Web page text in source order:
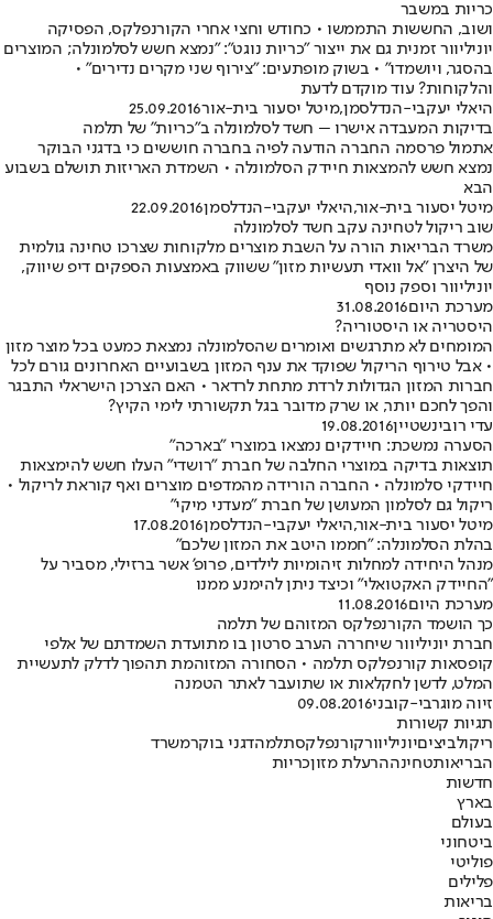
כריות במשבר
ושוב, החששות התממשו • כחודש וחצי אחרי הקורנפלקס, הפסיקה
יוניליוור זמנית גם את ייצור "כריות נוגט": "נמצא חשש לסלמונלה; המוצרים
בהסגר, ויושמדו" • בשוק מופתעים: "צירוף שני מקרים נדירים" •
והלקוחות? עוד מוקדם לדעת
היאלי יעקבי-הנדלסמן,מיטל יסעור בית-אור25.09.2016
בדיקות המעבדה אישרו – חשד לסלמונלה ב"כריות" של תלמה
אתמול פרסמה החברה הודעה לפיה בחברה חוששים כי בדגני הבוקר
נמצא חשש להמצאות חיידק הסלמונלה • השמדת האריזות תושלם בשבוע
הבא
מיטל יסעור בית-אור,היאלי יעקבי-הנדלסמן22.09.2016
שוב ריקול לטחינה עקב חשד לסלמונלה
משרד הבריאות הורה על השבת מוצרים מלקוחות שצרכו טחינה גולמית
של היצרן "אל וואדי תעשיות מזון" ששווק באמצעות הספקים דיפ שיווק,
יוניליוור וספק נוסף
מערכת היום31.08.2016
היסטריה או היסטוריה?
המומחים לא מתרגשים ואומרים שהסלמונלה נמצאת כמעט בכל מוצר מזון
• אבל טירוף הריקול שפוקד את ענף המזון בשבועיים האחרונים גורם לכל
חברות המזון הגדולות לרדת מתחת לרדאר • האם הצרכן הישראלי התבגר
והפך לחכם יותר, או שרק מדובר בגל תקשורתי לימי הקיץ?
עדי רובינשטיין19.08.2016
הסערה נמשכת: חיידקים נמצאו במוצרי "בארכה"
תוצאות בדיקה במוצרי החלבה של חברת "רושדי" העלו חשש להימצאות
חיידקי סלמונלה • החברה הורידה מהמדפים מוצרים ואף קוראת לריקול •
ריקול גם לסלמון המעושן של חברת "מעדני מיקי"
מיטל יסעור בית-אור,היאלי יעקבי-הנדלסמן17.08.2016
בהלת הסלמונלה: "חממו היטב את המזון שלכם"
מנהל היחידה למחלות זיהומיות לילדים, פרופ' אשר ברזילי, מסביר על
"החיידק האקטואלי" וכיצד ניתן להימנע ממנו
מערכת היום11.08.2016
כך הושמד הקורנפלקס המזוהם של תלמה
חברת יוניליוור שיחררה הערב סרטון בו מתועדת השמדתם של אלפי
קופסאות קורנפלקס תלמה • הסחורה המזוהמת תהפוך לדלק לתעשיית
המלט, לדשן לחקלאות או שתועבר לאתר הטמנה
זיוה מוגרבי-קובני09.08.2016
תגיות קשורות
ריקולביציםיוניליוורקורנפלקסתלמהדגני בוקרמשרד
הבריאותטחינההרעלת מזוןכריות
חדשות
בארץ
בעולם
ביטחוני
פוליטי
פלילים
בריאות